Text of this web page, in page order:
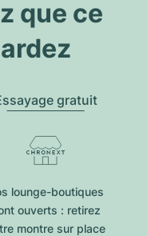
que ce
gratuit
lounge-boutiques
ouverts : retirez
montre sur place